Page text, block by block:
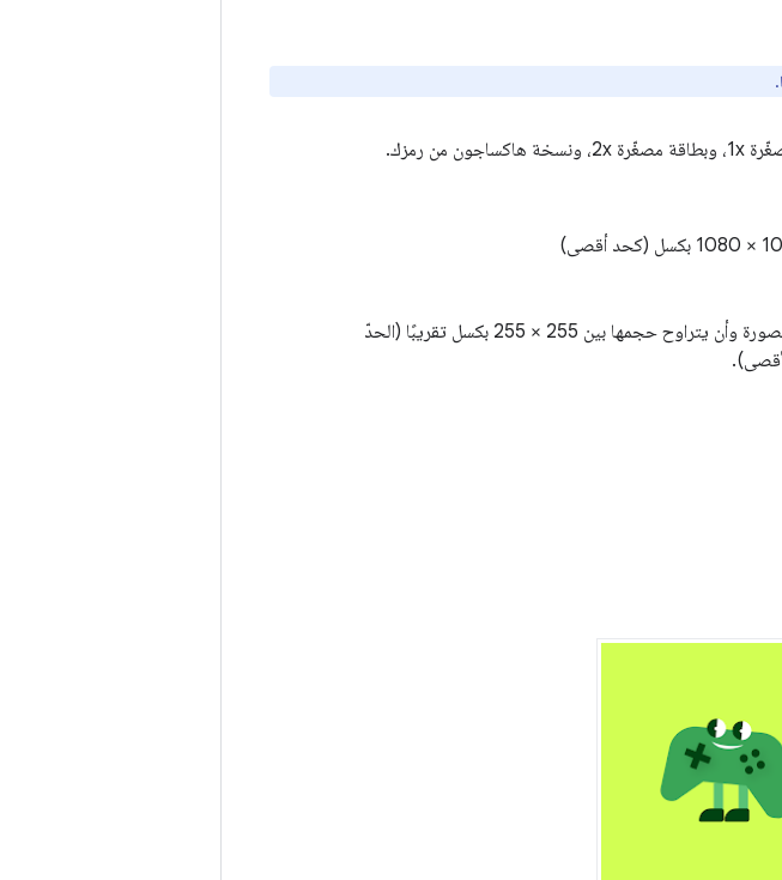
يجب أن يكون حجم الأعمال الفنية الأساسية في وسط الصورة وأن يتراوح حجمها بين 255 × 255 بكسل تقريبًا (الحدّ